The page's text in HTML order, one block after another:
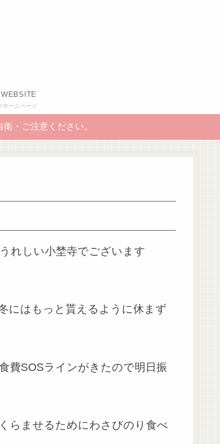
WEBSITE
ホームページ
・ご注意ください。
れしい小埜寺でございます
にはもっと貰えるように休まず
費SOSラインがきたので明日振
らませるためにわさびのり食べ